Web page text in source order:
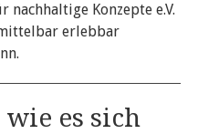
Konzepte e.V.
erlebbar
es sich